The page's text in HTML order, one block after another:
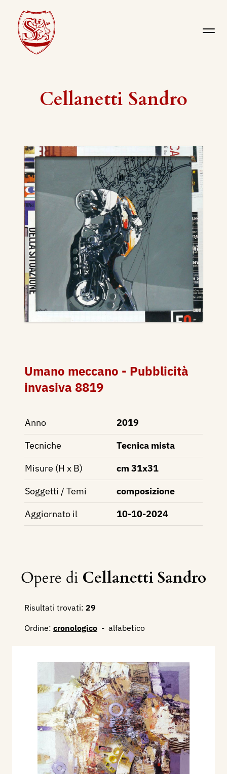
Cellanetti Sandro
Umano meccano - Pubblicità
invasiva 8819
Anno
2019
Tecniche
Tecnica mista
Misure (H x B)
cm 31x31
Soggetti / Temi
composizione
Aggiornato il
10-10-2024
Opere di Cellanetti Sandro
Risultati trovati: 29
Ordine: cronologico - alfabetico